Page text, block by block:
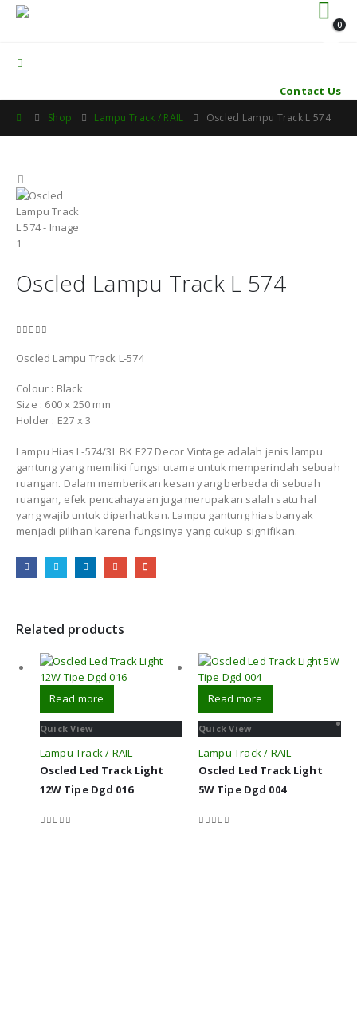
0
Contact Us
Shop Lampu Track / RAIL Oscled Lampu Track L 574
Oscled Lampu Track L 574
Oscled Lampu Track L-574
Colour : Black
Size : 600 x 250 mm
Holder : E27 x 3
Lampu Hias L-574/3L BK E27 Decor Vintage adalah jenis lampu
gantung yang memiliki fungsi utama untuk memperindah sebuah
ruangan. Dalam memberikan kesan yang berbeda di sebuah
ruangan, efek pencahayaan juga merupakan salah satu hal
yang wajib untuk diperhatikan. Lampu gantung hias banyak
menjadi pilihan karena fungsinya yang cukup signifikan.
Related products
Read more
Quick View
Lampu Track / RAIL
Oscled Led Track Light
12W Tipe Dgd 016
Read more
Quick View
Lampu Track / RAIL
Oscled Led Track Light
5W Tipe Dgd 004